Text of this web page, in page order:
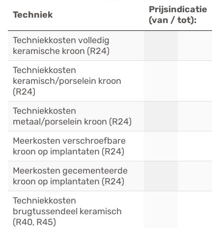
Techniek
Prijsindicatie
(van / tot):
Techniekkosten volledig
keramische kroon (R24)
Techniekkosten
keramisch/porselein kroon
(R24)
Techniekkosten
metaal/porselein kroon (R24)
Meerkosten verschroefbare
kroon op implantaten (R24)
Meerkosten gecementeerde
kroon op implantaten (R24)
Techniekkosten
brugtussendeel keramisch
(R40, R45)